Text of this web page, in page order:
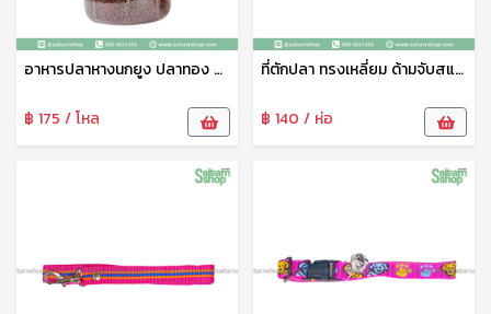
อาหารปลาหางนกยูง ปลาทอง ปลาคราฟ ปลาสวยงามทุกชนิด เกรดเอ น้ำไม่ขุ่น แถมฟรีกระปุกใส่อาหารปลา (เม็ดจิ๋ว)
฿ 175 / โหล
ที่ตักปลา ทรงเหลี่ยม ด้ามจับสแตนเลส ขนาด 18*26ซม ที่ตักปลาเนื้อดี สวิงตักปลา ตาข่ายช้อนปลา ด้ามจับอย่างดี แข็งแรง ทนทาน N-293
฿ 140 / ห่อ